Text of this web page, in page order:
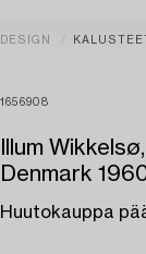
DESIGN
1656908
Illum
Denmark
Huutokauppa